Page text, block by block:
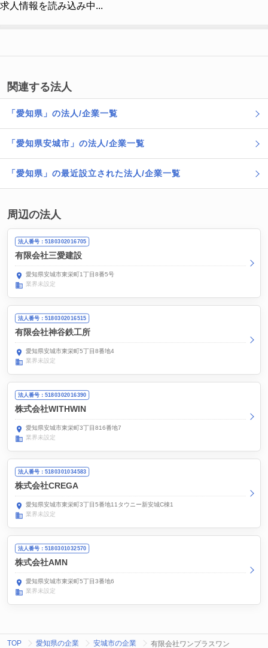
求人情報を読み込み中...
関連する法人
「愛知県」の法人/企業一覧
「愛知県安城市」の法人/企業一覧
「愛知県」の最近設立された法人/企業一覧
周辺の法人
法人番号：5180302016705
有限会社三愛建設
愛知県安城市東栄町1丁目8番5号
業界未設定
法人番号：5180302016515
有限会社神谷鉄工所
愛知県安城市東栄町5丁目8番地4
業界未設定
法人番号：5180302016390
株式会社WITHWIN
愛知県安城市東栄町3丁目816番地7
業界未設定
法人番号：5180301034583
株式会社CREGA
愛知県安城市東栄町3丁目5番地11タウニー新安城C棟1
業界未設定
法人番号：5180301032570
株式会社AMN
愛知県安城市東栄町5丁目3番地6
業界未設定
TOP 愛知県の企業 安城市の企業 有限会社ワンプラスワン